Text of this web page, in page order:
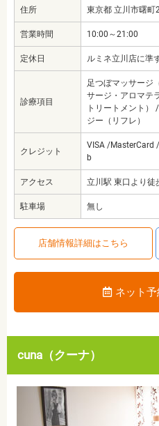
住所 東京都 立川市曙町
営業時間 10:00～21:00
定休日 ルミネ立川店に準
診療項目
足つぼマッサージ
サージ・アロマテ
トリートメント）
ジー（リフレ）
クレジット
VISA /MasterCard
b
アクセス 立川駅 東口より徒
駐車場 無し
店舗情報詳細はこちら
ネット
cuna（クーナ）